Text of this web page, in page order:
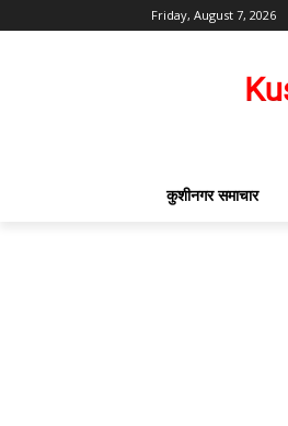
Friday, August 7, 2026
कुशीनगर समाचार